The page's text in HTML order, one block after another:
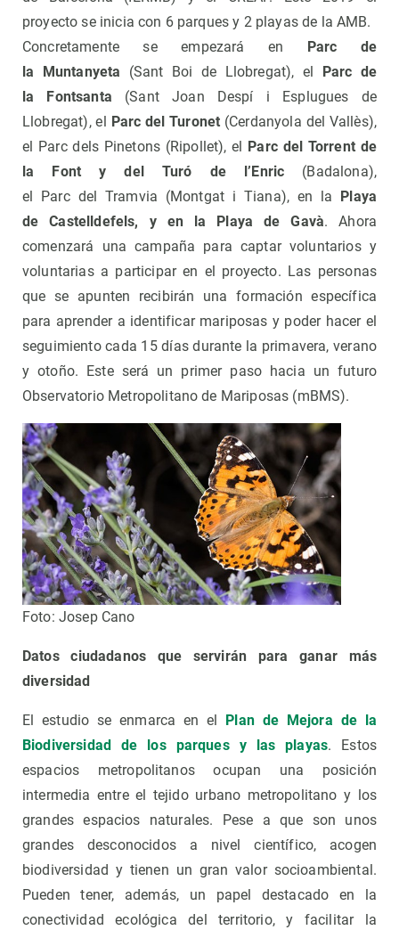
proyecto se inicia con 6 parques y 2 playas de la AMB.
Concretamente se empezará en Parc de
la Muntanyeta (Sant Boi de Llobregat), el Parc de
la Fontsanta (Sant Joan Despí i Esplugues de
Llobregat), el Parc del Turonet (Cerdanyola del Vallès),
el Parc dels Pinetons (Ripollet), el Parc del Torrent de
la Font y del Turó de l’Enric (Badalona),
el Parc del Tramvia (Montgat i Tiana), en la Playa
de Castelldefels, y en la Playa de Gavà. Ahora
comenzará una campaña para captar voluntarios y
voluntarias a participar en el proyecto. Las personas
que se apunten recibirán una formación específica
para aprender a identificar mariposas y poder hacer el
seguimiento cada 15 días durante la primavera, verano
y otoño. Este será un primer paso hacia un futuro
Observatorio Metropolitano de Mariposas (mBMS).
Foto: Josep Cano
Datos ciudadanos que servirán para ganar más
diversidad
El estudio se enmarca en el Plan de Mejora de la
Biodiversidad de los parques y las playas. Estos
espacios metropolitanos ocupan una posición
intermedia entre el tejido urbano metropolitano y los
grandes espacios naturales. Pese a que son unos
grandes desconocidos a nivel científico, acogen
biodiversidad y tienen un gran valor socioambiental.
Pueden tener, además, un papel destacado en la
conectividad ecológica del territorio, y facilitar la